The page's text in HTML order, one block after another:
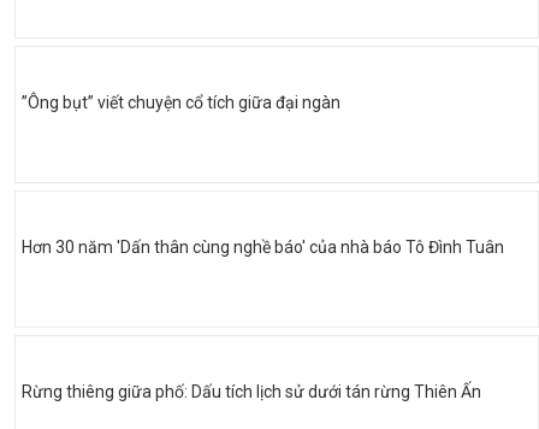
”Ông bụt” viết chuyện cổ tích giữa đại ngàn
Hơn 30 năm 'Dấn thân cùng nghề báo' của nhà báo Tô Đình Tuân
Rừng thiêng giữa phố: Dấu tích lịch sử dưới tán rừng Thiên Ấn